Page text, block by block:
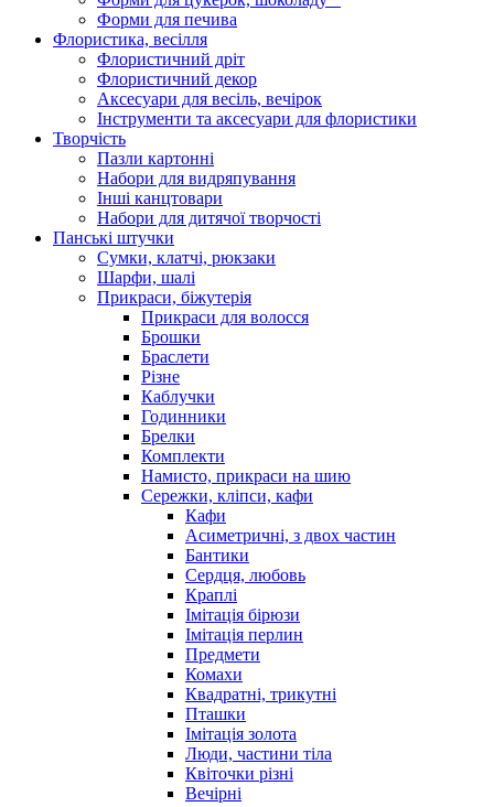
Форми для печива
Флористика, весілля
Флористичний дріт
Флористичний декор
Аксесуари для весіль, вечірок
Інструменти та аксесуари для флористики
Творчість
Пазли картонні
Набори для видряпування
Інші канцтовари
Набори для дитячої творчості
Панські штучки
Сумки, клатчі, рюкзаки
Шарфи, шалі
Прикраси, біжутерія
Прикраси для волосся
Брошки
Браслети
Різне
Каблучки
Годинники
Брелки
Комплекти
Намисто, прикраси на шию
Сережки, кліпси, кафи
Кафи
Асиметричні, з двох частин
Бантики
Сердця, любовь
Краплі
Імітація бірюзи
Імітація перлин
Предмети
Комахи
Квадратні, трикутні
Пташки
Імітація золота
Люди, частини тіла
Квіточки різні
Вечірні